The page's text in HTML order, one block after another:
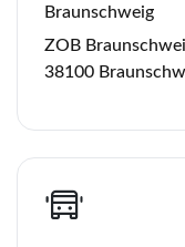
Braunschweig
ZOB
38100